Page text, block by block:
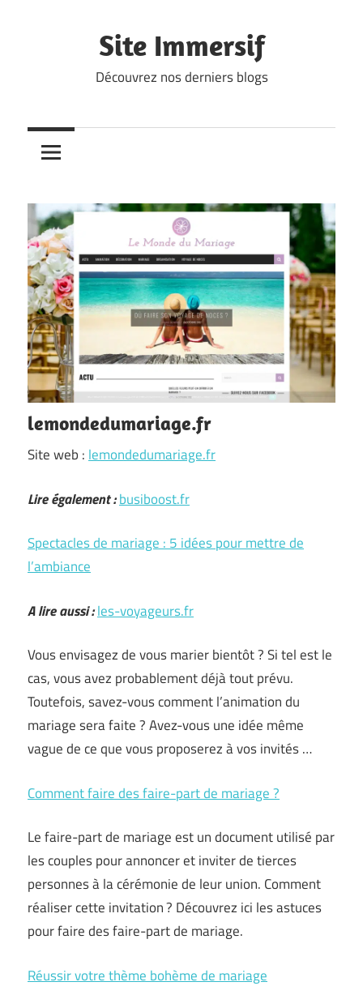
Site Immersif
Découvrez nos derniers blogs
lemondedumariage.fr
Site web : lemondedumariage.fr
Lire également :busiboost.fr
Spectacles de mariage : 5 idées pour mettre de
l’ambiance
A lire aussi :les-voyageurs.fr
Vous envisagez de vous marier bientôt ? Si tel est le
cas, vous avez probablement déjà tout prévu.
Toutefois, savez-vous comment l’animation du
mariage sera faite ? Avez-vous une idée même
vague de ce que vous proposerez à vos invités …
Comment faire des faire-part de mariage ?
Le faire-part de mariage est un document utilisé par
les couples pour annoncer et inviter de tierces
personnes à la cérémonie de leur union. Comment
réaliser cette invitation ? Découvrez ici les astuces
pour faire des faire-part de mariage.
Réussir votre thème bohème de mariage